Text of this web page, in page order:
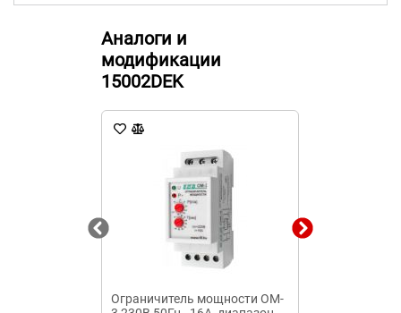
Аналоги и
модификации
15002DEK
Ограничитель мощности OM-